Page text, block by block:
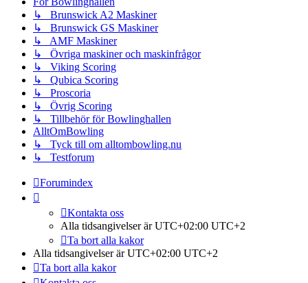
↳ Brunswick A2 Maskiner
↳ Brunswick GS Maskiner
↳ AMF Maskiner
↳ Övriga maskiner och maskinfrågor
↳ Viking Scoring
↳ Qubica Scoring
↳ Proscoria
↳ Övrig Scoring
↳ Tillbehör för Bowlinghallen
AlltOmBowling
↳ Tyck till om alltombowling.nu
↳ Testforum
Forumindex
Kontakta oss
Alla tidsangivelser är UTC+02:00 UTC+2
Ta bort alla kakor
Alla tidsangivelser är UTC+02:00 UTC+2
Ta bort alla kakor